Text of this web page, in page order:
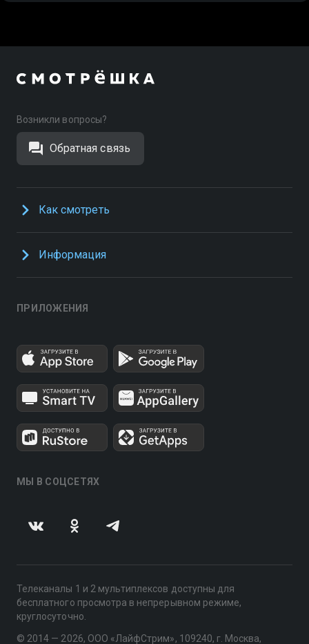
Возникли вопросы?
Обратная связь
Как смотреть
Информация
ПРИЛОЖЕНИЯ
МЫ В СОЦСЕТЯХ
Телеканалы 1 и 2 мультиплексов доступны для
бесплатного просмотра в непрерывном режиме,
круглосуточно.
© 2014 — 2026, ООО «ЛайфСтрим», 109240, г. Москва,